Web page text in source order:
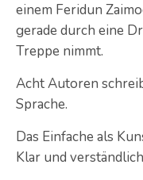
einem Feridun
gerade durch eine
Treppe nimmt.
Acht Autoren
Sprache.
Das Einfache als
Klar und